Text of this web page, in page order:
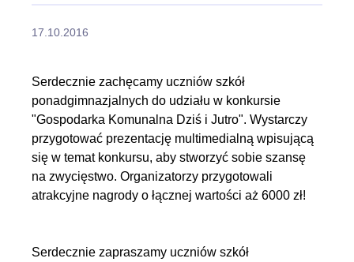
17.10.2016
Serdecznie zachęcamy uczniów szkół
ponadgimnazjalnych do udziału w konkursie
"Gospodarka Komunalna Dziś i Jutro". Wystarczy
przygotować prezentację multimedialną wpisującą
się w temat konkursu, aby stworzyć sobie szansę
na zwycięstwo. Organizatorzy przygotowali
atrakcyjne nagrody o łącznej wartości aż 6000 zł!
Serdecznie zapraszamy uczniów szkół